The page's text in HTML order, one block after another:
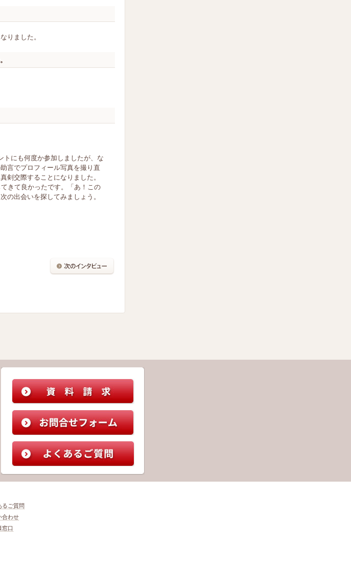
りました。
トにも何度か参加しましたが、な
言でプロフィール写真を撮り直
剣交際することになりました。
きて良かったです。「あ！この
の出会いを探してみましょう。
るご質問
合わせ
窓口